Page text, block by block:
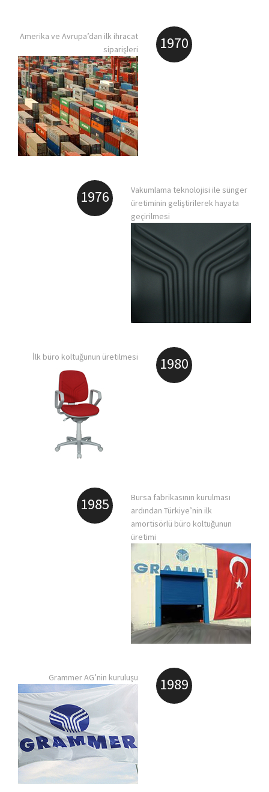
1970
Amerika ve Avrupa’dan ilk ihracat
siparişleri
1976
Vakumlama teknolojisi ile sünger
üretiminin geliştirilerek hayata
geçirilmesi
1980
İlk büro koltuğunun üretilmesi
1985
Bursa fabrikasının kurulması
ardından Türkiye’nin ilk
amortisörlü büro koltuğunun
üretimi
1989
Grammer AG’nin kuruluşu